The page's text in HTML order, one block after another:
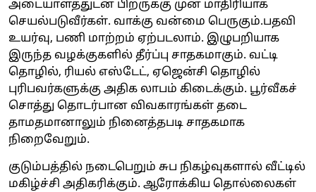
அடையாளத்துடன் பிறருக்கு முன் மாதிரியாக
செயல்படுவீர்கள். வாக்கு வன்மை பெருகும்.பதவி
உயர்வு, பணி மாற்றம் ஏற்படலாம். இழுபறியாக
இருந்த வழக்குகளில் தீர்ப்பு சாதகமாகும். வட்டி
தொழில், ரியல் எஸ்டேட், ஏஜென்சி தொழில்
புரிபவர்களுக்கு அதிக லாபம் கிடைக்கும். பூர்வீகச்
சொத்து தொடர்பான விவகாரங்கள் தடை
தாமதமானாலும் நினைத்தபடி சாதகமாக
நிறைவேறும்.
குடும்பத்தில் நடைபெறும் சுப நிகழ்வுகளால் வீட்டில்
மகிழ்ச்சி அதிகரிக்கும். ஆரோக்கிய தொல்லைகள்